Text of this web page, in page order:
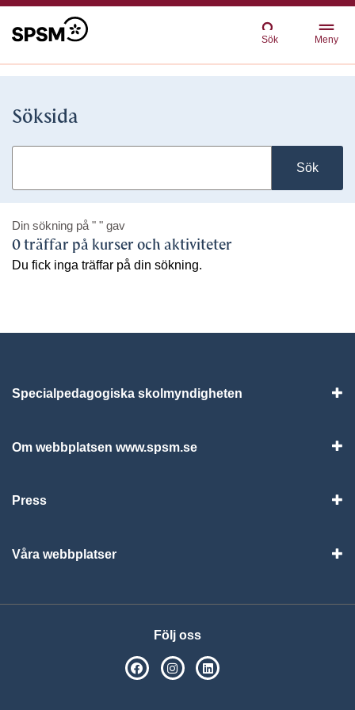
Sök Meny
Söksida
Sök
Din sökning på " " gav
0 träffar på kurser och aktiviteter
Du fick inga träffar på din sökning.
Specialpedagogiska skolmyndigheten
Om webbplatsen www.spsm.se
Press
Våra webbplatser
Följ oss
SPSM på Facebook
SPSM på Instagram